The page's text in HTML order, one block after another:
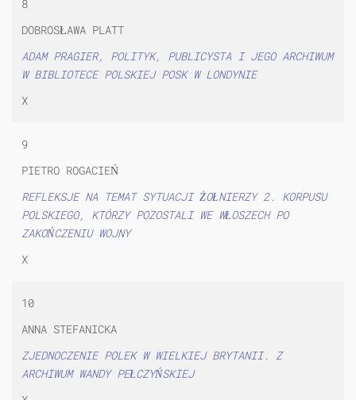
8
DOBROSŁAWA PLATT
ADAM PRAGIER, POLITYK, PUBLICYSTA I JEGO ARCHIWUM
W BIBLIOTECE POLSKIEJ POSK W LONDYNIE
X
9
PIETRO ROGACIEŃ
REFLEKSJE NA TEMAT SYTUACJI ŻOŁNIERZY 2. KORPUSU
POLSKIEGO, KTÓRZY POZOSTALI WE WŁOSZECH PO
ZAKOŃCZENIU WOJNY
X
10
ANNA STEFANICKA
ZJEDNOCZENIE POLEK W WIELKIEJ BRYTANII. Z
ARCHIWUM WANDY PEŁCZYŃSKIEJ